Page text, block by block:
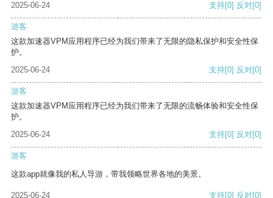
2025-06-24
支持[0] 反对[0]
游客
这款加速器VPM应用程序已经为我们带来了无限的隐私保护和安全性保
护。
2025-06-24
支持[0] 反对[0]
游客
这款加速器VPM应用程序已经为我们带来了无限的流畅体验和安全性保
护。
2025-06-24
支持[0] 反对[0]
游客
这款app就像我的私人导游，带我领略世界各地的美景。
2025-06-24 支持[0] 反对[0]